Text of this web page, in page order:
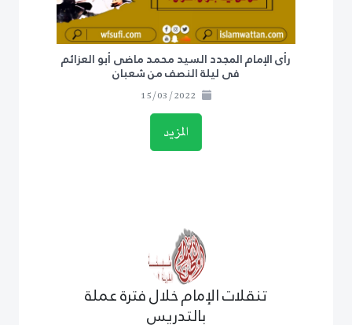
رأى الإمام المجدد السيد محمد ماضى أبو العزائم
فى ليلة النصف من شعبان
المزيد
تنقلات الإمام خلال فترة عملة
بالتدريس